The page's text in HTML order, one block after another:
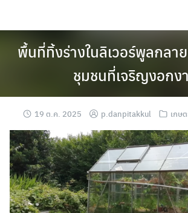
พื้นที่ทิ้งร่างในลิเวอร์พูลกลา
ชุมชนที่เจริญงอกง
19 ต.ค. 2025 p.danpitakkul เกษ